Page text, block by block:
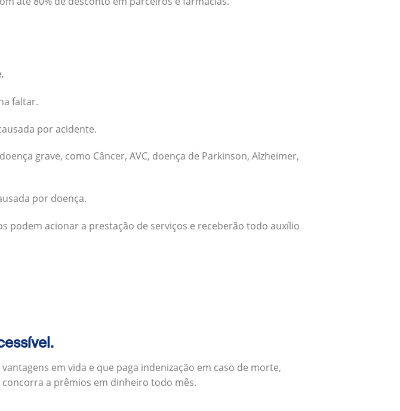
faltar.
por acidente.
grave, como Câncer, AVC, doença de Parkinson, Alzheimer,
por doença.
podem acionar a prestação de serviços e receberão todo auxílio
em vida e que paga indenização em caso de morte,
a prêmios em dinheiro todo mês.